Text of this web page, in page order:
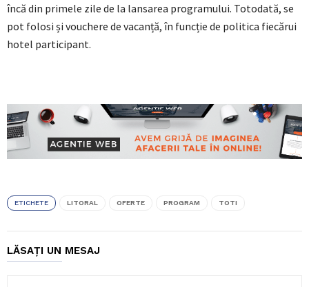
încă din primele zile de la lansarea programului. Totodată, se
pot folosi și vouchere de vacanță, în funcție de politica fiecărui
hotel participant.
ETICHETE LITORAL OFERTE PROGRAM TOTI
LĂSAȚI UN MESAJ